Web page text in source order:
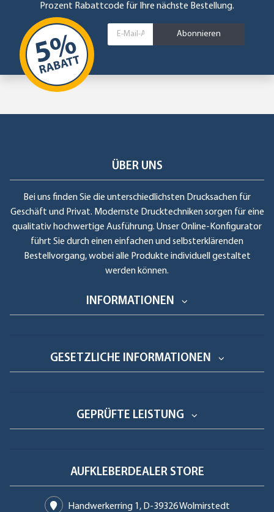
Prozent Rabattcode für Ihre nächste Bestellung.
Abonnieren
ÜBER UNS
Bei uns finden Sie die unterschiedlichsten Drucksachen für
Geschäft und Privat. Modernste Drucktechniken sorgen für eine
qualitativ hochwertige Ausführung. Unser Online-Konfigurator
führt Sie durch einen einfachen und selbsterklärenden
Bestellvorgang, wobei alle Produkte individuell gestaltet
werden können.
INFORMATIONEN
GESETZLICHE INFORMATIONEN
GEPRÜFTE LEISTUNG
AUFKLEBERDEALER STORE
Handwerkerring 1, D-39326 Wolmirstedt